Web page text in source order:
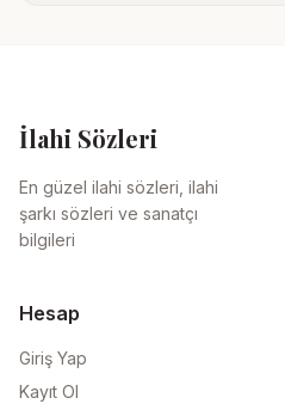
İlahi Sözleri
En güzel ilahi sözleri, ilahi
şarkı sözleri ve sanatçı
bilgileri
Hesap
Giriş Yap
Kayıt Ol